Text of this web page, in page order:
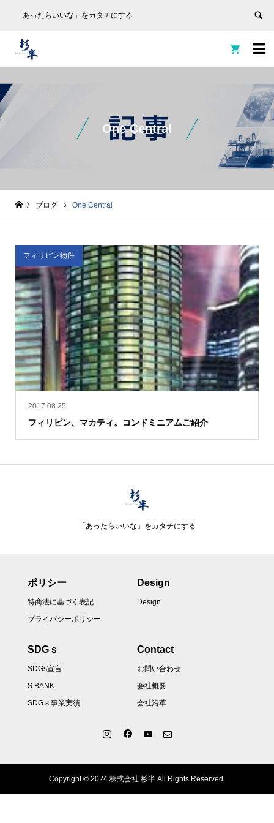
「あったらいいな」をカタチにする


One Central
ブログ One Central
2017.08.25
フィリピン、マカティ。コンドミニアムご紹介
フィリピン物件
「あったらいいな」をカタチにする
ポリシー
特商法に基づく表記
プライバシーポリシー
Design
Design
SDGｓ
SDGs宣言
S BANK
SDGｓ事業実績
Contact
お問い合わせ
会社概要
会社沿革
Copyright © 2024 株式会社 杉半 All Rights Reserved.